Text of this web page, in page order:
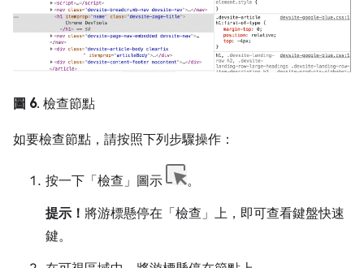
圖 6. 檢查節點
如要檢查節點，請按照下列步驟操作：
按一下「檢查」圖示
。
提示！ 將游標懸停在「檢查」 上，即可查看鍵盤快速
鍵。